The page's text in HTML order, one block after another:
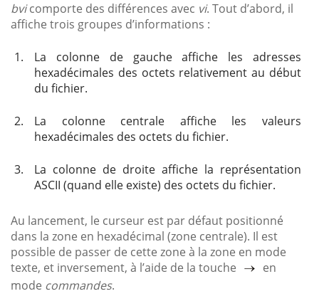
bvicomporte des différences avec vi. Tout d’abord, il
affiche trois groupes d’informations :
1.
La colonne de gauche affiche les adresses
hexadécimales des octets relativement au début
du fichier.
2.
La colonne centrale affiche les valeurs
hexadécimales des octets du fichier.
3.
La colonne de droite affiche la représentation
ASCII (quand elle existe) des octets du fichier.
Au lancement, le curseur est par défaut positionné
dans la zone en hexadécimal (zone centrale). Il est
possible de passer de cette zone à la zone en mode
texte, et inversement, à l’aide de la touche
en
mode commandes.